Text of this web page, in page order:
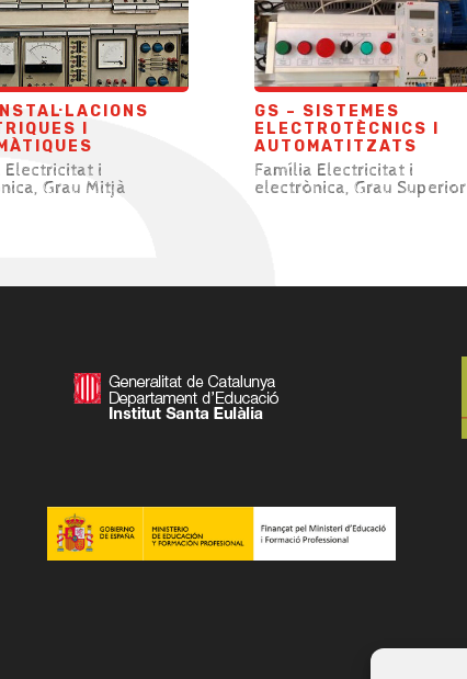
I
Electricitat i
, Grau Mitjà
GS – SISTEMES
ELECTROTÈCNICS I
AUTOMATITZATS
Família Electricitat i
electrònica, Grau Superior